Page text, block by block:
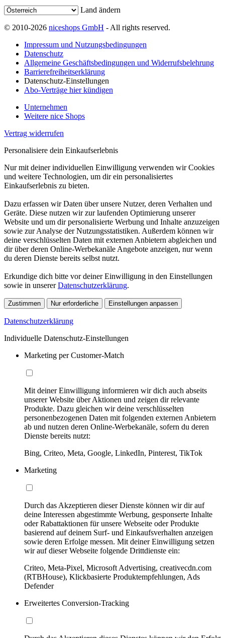
Land ändern
© 2010-2026 niceshops GmbH - All rights reserved.
Impressum und Nutzungsbedingungen
Datenschutz
Allgemeine Geschäftsbedingungen und Widerrufsbelehrung
Barrierefreiheitserklärung
Datenschutz-Einstellungen
Abo-Verträge hier kündigen
Unternehmen
Weitere nice Shops
Vertrag widerrufen
Personalisiere dein Einkaufserlebnis
Nur mit deiner individuellen Einwilligung verwenden wir Cookies
und weitere Technologien, um dir ein personalisiertes
Einkaufserlebnis zu bieten.
Dazu erfassen wir Daten über unsere Nutzer, deren Verhalten und
Geräte. Diese nutzen wir zur laufenden Optimierung unserer
Website und um dir personalisierte Werbung und Inhalte anzuzeigen
sowie zur Analyse der Nutzungsstatistiken. Außerdem können wir
deine verschlüsselten Daten mit externen Anbietern abgleichen und
dir über deren Online-Werbekanäle Angebote anzeigen, nur wenn
du deren Dienste bereits selbst nutzt.
Erkundige dich bitte vor deiner Einwilligung in den Einstellungen
sowie in unsererDatenschutzerklärung.
Zustimmen Nur erforderliche Einstellungen anpassen
Datenschutzerklärung
Individuelle Datenschutz-Einstellungen
Marketing per Customer-Match
Mit deiner Einwilligung informieren wir dich auch abseits
unserer Website über Aktionen und zeigen dir relevante
Produkte. Dazu gleichen wir deine verschlüsselten
personenbezogenen Daten mit folgenden externen Anbietern
ab und nutzen deren Online-Werbekanäle, sofern du deren
Dienste bereits nutzt:
Bing, Criteo, Meta, Google, LinkedIn, Pinterest, TikTok
Marketing
Durch das Akzeptieren dieser Dienste können wir dir auf
deine Interessen abgestimmte Werbung, gesponserte Inhalte
oder Rabattaktionen für unsere Webseite oder Produkte
basierend auf deinem Surf- und Einkaufsverhalten anzeigen
sowie deren Erfolge messen. Mit deiner Einwilligung setzen
wir auf dieser Webseite folgende Drittdienste ein:
Criteo, Meta-Pixel, Microsoft Advertising, creativecdn.com
(RTBHouse), Klickbasierte Produktempfehlungen, Ads
Defender
Erweitertes Conversion-Tracking